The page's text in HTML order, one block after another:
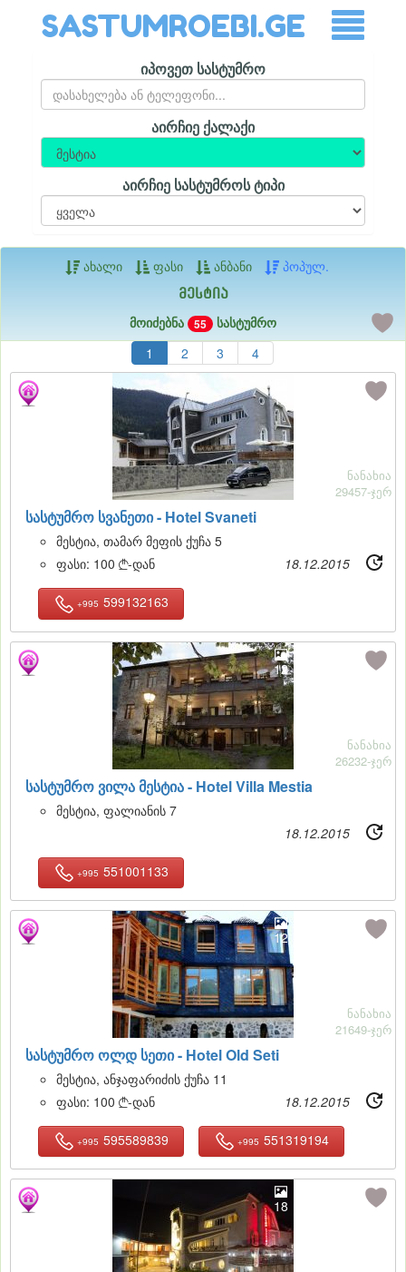
SASTUMROEBI.GE
იპოვეთ სასტუმრო
აირჩიე ქალაქი
აირჩიე სასტუმროს ტიპი
ახალი ფასი ანბანი პოპულ.
მესტია
მოიძებნა 55
სასტუმრო
1
2 3 4
12
სასტუმრო სვანეთი - Hotel Svaneti
ნანახია
29457-ჯერ
მესტია, თამარ მეფის ქუჩა 5
ფასი: 100 -დან 18.12.2015
+995 599132163
12
სასტუმრო ვილა მესტია - Hotel Villa Mestia
ნანახია
26232-ჯერ
მესტია, ფალიანის 7
18.12.2015
+995 551001133
12
სასტუმრო ოლდ სეთი - Hotel Old Seti
ნანახია
21649-ჯერ
მესტია, ანჯაფარიძის ქუჩა 11
ფასი: 100 -დან 18.12.2015
+995 595589839 +995 551319194
18